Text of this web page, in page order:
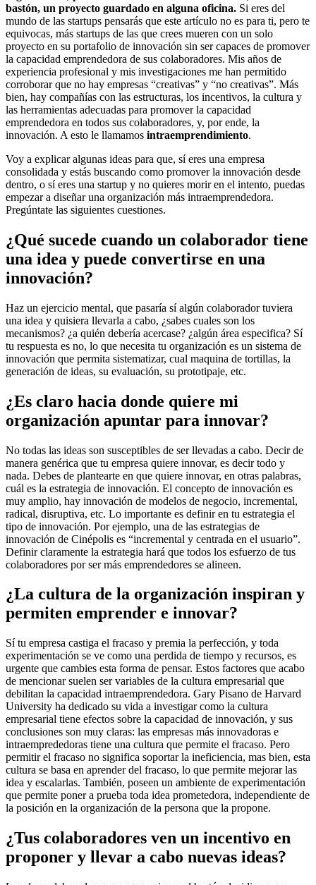
bastón, un proyecto guardado en alguna oficina. Si eres del
mundo de las startups pensarás que este artículo no es para ti, pero te
equivocas, más startups de las que crees mueren con un solo
proyecto en su portafolio de innovación sin ser capaces de promover
la capacidad emprendedora de sus colaboradores. Mis años de
experiencia profesional y mis investigaciones me han permitido
corroborar que no hay empresas “creativas” y “no creativas”. Más
bien, hay compañías con las estructuras, los incentivos, la cultura y
las herramientas adecuadas para promover la capacidad
emprendedora en todos sus colaboradores, y, por ende, la
innovación. A esto le llamamos intraemprendimiento.
Voy a explicar algunas ideas para que, sí eres una empresa
consolidada y estás buscando como promover la innovación desde
dentro, o sí eres una startup y no quieres morir en el intento, puedas
empezar a diseñar una organización más intraemprendedora.
Pregúntate las siguientes cuestiones.
¿Qué sucede cuando un colaborador tiene
una idea y puede convertirse en una
innovación?
Haz un ejercicio mental, que pasaría sí algún colaborador tuviera
una idea y quisiera llevarla a cabo, ¿sabes cuales son los
mecanismos? ¿a quién debería acercase? ¿algún área especifica? Sí
tu respuesta es no, lo que necesita tu organización es un sistema de
innovación que permita sistematizar, cual maquina de tortillas, la
generación de ideas, su evaluación, su prototipaje, etc.
¿Es claro hacia donde quiere mi
organización apuntar para innovar?
No todas las ideas son susceptibles de ser llevadas a cabo. Decir de
manera genérica que tu empresa quiere innovar, es decir todo y
nada. Debes de plantearte en que quiere innovar, en otras palabras,
cuál es la estrategia de innovación. El concepto de innovación es
muy amplio, hay innovación de modelos de negocio, incremental,
radical, disruptiva, etc. Lo importante es definir en tu estrategia el
tipo de innovación. Por ejemplo, una de las estrategias de
innovación de Cinépolis es “incremental y centrada en el usuario”.
Definir claramente la estrategia hará que todos los esfuerzo de tus
colaboradores por ser más emprendedores se alineen.
¿La cultura de la organización inspiran y
permiten emprender e innovar?
Sí tu empresa castiga el fracaso y premia la perfección, y toda
experimentación se ve como una perdida de tiempo y recursos, es
urgente que cambies esta forma de pensar. Estos factores que acabo
de mencionar suelen ser variables de la cultura empresarial que
debilitan la capacidad intraemprendedora. Gary Pisano de Harvard
University ha dedicado su vida a investigar como la cultura
empresarial tiene efectos sobre la capacidad de innovación, y sus
conclusiones son muy claras: las empresas más innovadoras e
intraemprededoras tiene una cultura que permite el fracaso. Pero
permitir el fracaso no significa soportar la ineficiencia, mas bien, esta
cultura se basa en aprender del fracaso, lo que permite mejorar las
idea y escalarlas. También, poseen un ambiente de experimentación
que permite poner a prueba toda idea prometedora, independiente de
la posición en la organización de la persona que la propone.
¿Tus colaboradores ven un incentivo en
proponer y llevar a cabo nuevas ideas?